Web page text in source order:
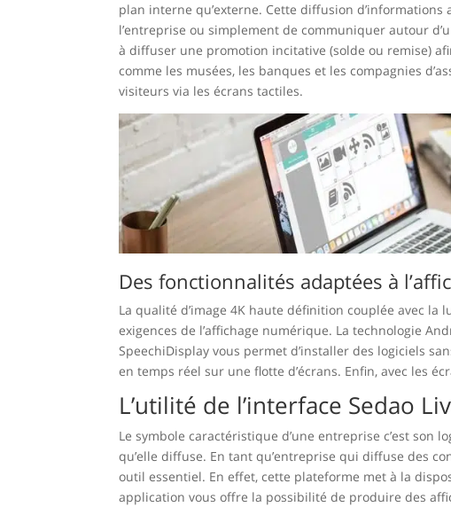
plan interne qu’externe. Cette diffusion
l’entreprise ou simplement de communiquer autour
à diffuser une promotion incitative (solde ou remise)
comme les musées, les banques et les compagnies
visiteurs via les écrans tactiles.
Des fonctionnalités adaptées à
La qualité d’image 4K haute définition couplée avec
exigences de l’affichage numérique. La technologie
SpeechiDisplay vous permet d’installer des logiciels
en temps réel sur une flotte d’écrans. Enfin, avec les
L’utilité de l’interface Sedao
Le symbole caractéristique d’une entreprise c’est son
qu’elle diffuse. En tant qu’entreprise qui diffuse des
outil essentiel. En effet, cette plateforme met à la
application vous offre la possibilité de produire des